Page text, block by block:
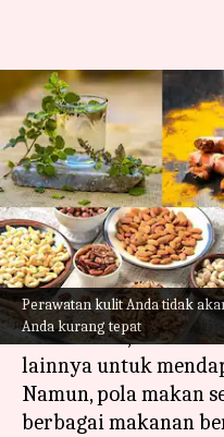
Perawatan kulit Anda tidak
Anda kurang tepat
10 bahan
untuk
bercahaya
menulis Taufiq Al Jufri Mar
Apa ceritanya
Banyak orang
facial biasa, dan
lainnya untuk
Namun, pola makan
berbagai makanan